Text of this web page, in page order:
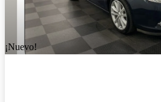
¡Nuevo!